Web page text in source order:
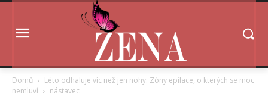
Domů
Léto odhaluje víc než jen nohy: Zóny epilace, o kterých se moc
nemluví
nástavec